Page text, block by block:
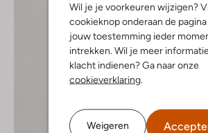
Wil je je voorkeuren wijzigen?
cookieknop onderaan de
jouw toestemming ieder
intrekken. Wil je meer
klacht indienen? Ga naar onze
cookieverklaring
Weigeren